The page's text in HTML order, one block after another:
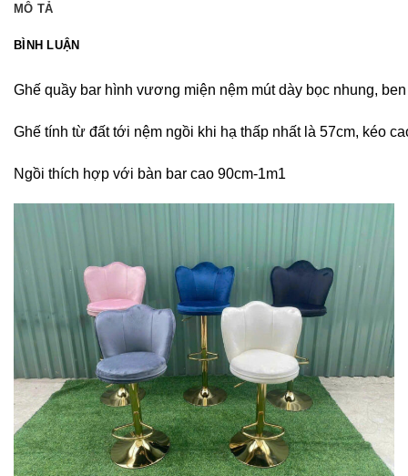
MÔ TẢ
BÌNH LUẬN
Ghế quầy bar hình vương miện nệm mút dày bọc nhung,
Ghế tính từ đất tới nệm ngồi khi hạ thấp nhất là 57cm, kéo
Ngồi thích hợp với bàn bar cao 90cm-1m1